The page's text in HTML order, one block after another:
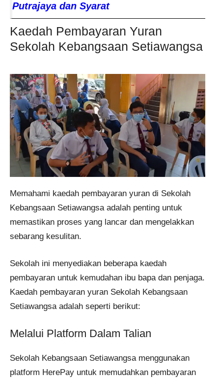
Putrajaya dan Syarat
Kaedah Pembayaran Yuran
Sekolah Kebangsaan Setiawangsa
​Memahami kaedah pembayaran yuran di Sekolah
Kebangsaan Setiawangsa adalah penting untuk
memastikan proses yang lancar dan mengelakkan
sebarang kesulitan.
Sekolah ini menyediakan beberapa kaedah
pembayaran untuk kemudahan ibu bapa dan penjaga.​
Kaedah pembayaran yuran Sekolah Kebangsaan
Setiawangsa adalah seperti berikut:
Melalui Platform Dalam Talian
Sekolah Kebangsaan Setiawangsa menggunakan
platform HerePay untuk memudahkan pembayaran